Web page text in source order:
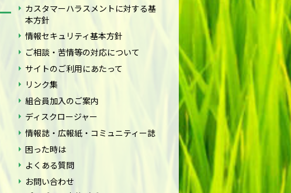
カスタマーハラスメントに対する基
本方針
情報セキュリティ基本方針
ご相談・苦情等の対応について
サイトのご利用にあたって
リンク集
組合員加入のご案内
ディスクロージャー
情報誌・広報紙・コミュニティー誌
困った時は
よくある質問
お問い合わせ